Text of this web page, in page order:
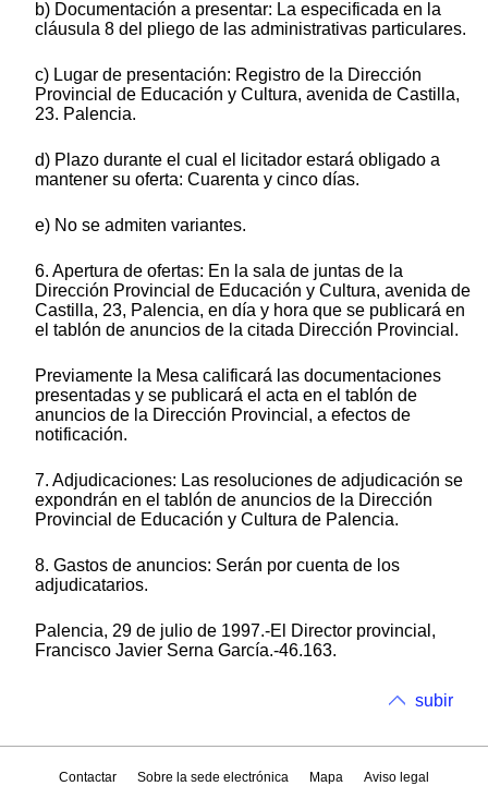
b) Documentación a presentar: La especificada en la
cláusula 8 del pliego de las administrativas particulares.
c) Lugar de presentación: Registro de la Dirección
Provincial de Educación y Cultura, avenida de Castilla,
23. Palencia.
d) Plazo durante el cual el licitador estará obligado a
mantener su oferta: Cuarenta y cinco días.
e) No se admiten variantes.
6. Apertura de ofertas: En la sala de juntas de la
Dirección Provincial de Educación y Cultura, avenida de
Castilla, 23, Palencia, en día y hora que se publicará en
el tablón de anuncios de la citada Dirección Provincial.
Previamente la Mesa calificará las documentaciones
presentadas y se publicará el acta en el tablón de
anuncios de la Dirección Provincial, a efectos de
notificación.
7. Adjudicaciones: Las resoluciones de adjudicación se
expondrán en el tablón de anuncios de la Dirección
Provincial de Educación y Cultura de Palencia.
8. Gastos de anuncios: Serán por cuenta de los
adjudicatarios.
Palencia, 29 de julio de 1997.-El Director provincial,
Francisco Javier Serna García.-46.163.
subir
Contactar Sobre la sede electrónica Mapa
Aviso legal